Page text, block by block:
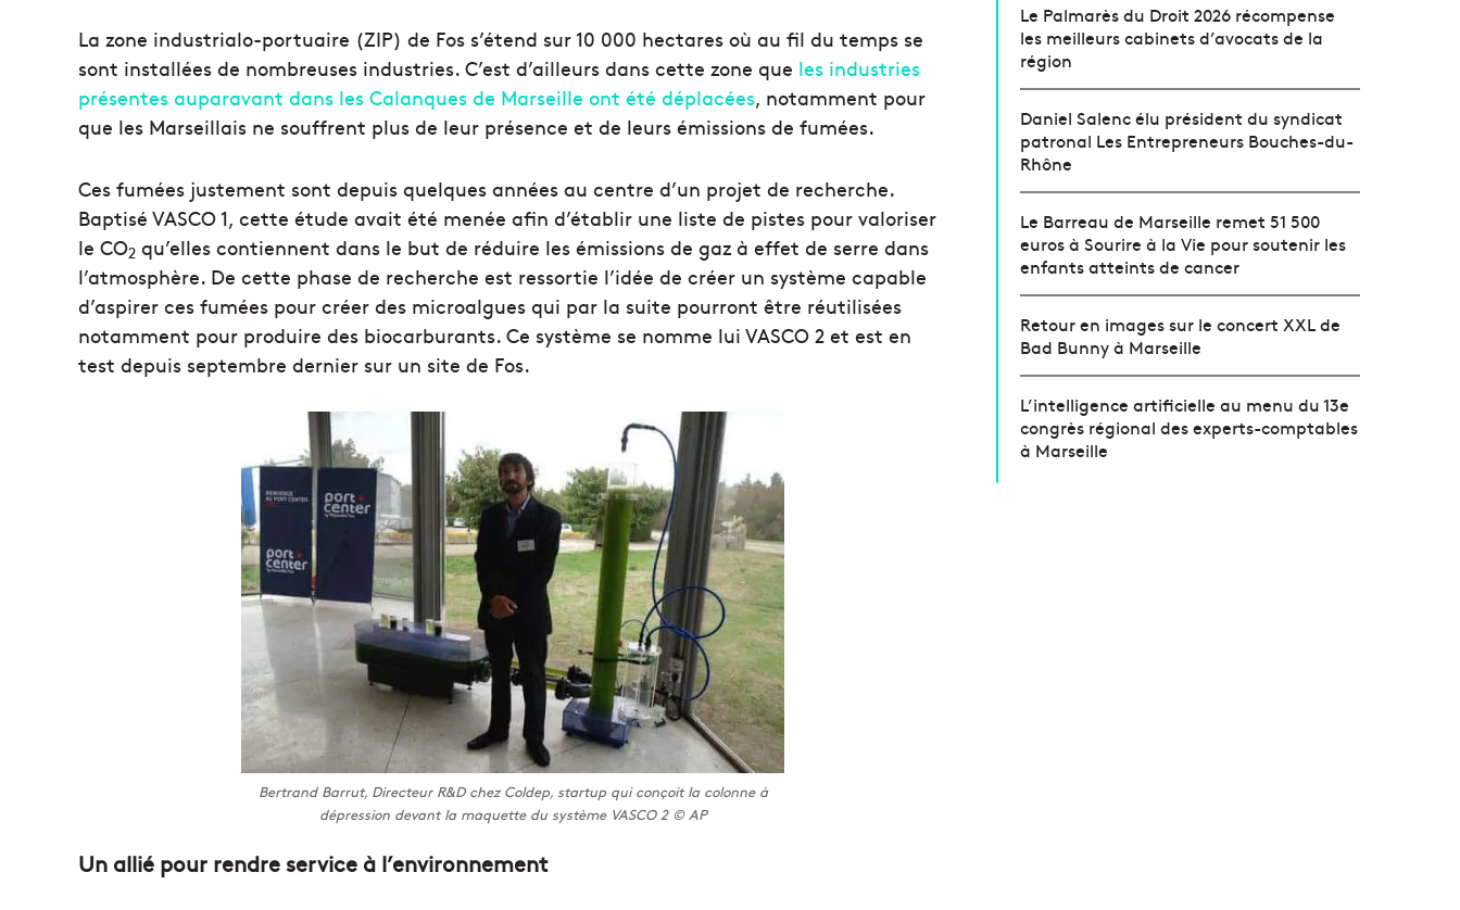
La zone industrialo-portuaire (ZIP) de Fos s’étend sur 10 000 hectares où au fil du temps se
sont installées de nombreuses industries. C’est d’ailleurs dans cette zone que les industries
présentes auparavant dans les Calanques de Marseille ont été déplacées, notamment pour
que les Marseillais ne souffrent plus de leur présence et de leurs émissions de fumées.
Ces fumées justement sont depuis quelques années au centre d’un projet de recherche.
Baptisé VASCO 1, cette étude avait été menée afin d’établir une liste de pistes pour valoriser
le CO2 qu’elles contiennent dans le but de réduire les émissions de gaz à effet de serre dans
l’atmosphère. De cette phase de recherche est ressortie l’idée de créer un système capable
d’aspirer ces fumées pour créer des microalgues qui par la suite pourront être réutilisées
notamment pour produire des biocarburants. Ce système se nomme lui VASCO 2 et est en
test depuis septembre dernier sur un site de Fos.
Bertrand Barrut, Directeur R&D chez Coldep, startup qui conçoit la colonne à
dépression devant la maquette du système VASCO 2 © AP
Un allié pour rendre service à l’environnement
Le Palmarès du Droit 2026 récompense
les meilleurs cabinets d’avocats de la
région
Daniel Salenc élu président du syndicat
patronal Les Entrepreneurs Bouches-du-
Rhône
Le Barreau de Marseille remet 51 500
euros à Sourire à la Vie pour soutenir les
enfants atteints de cancer
Retour en images sur le concert XXL de
Bad Bunny à Marseille
L’intelligence artificielle au menu du 13e
congrès régional des experts-comptables
à Marseille